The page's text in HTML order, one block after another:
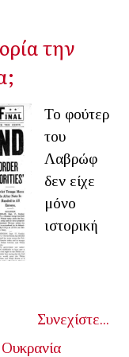
την
Το φούτερ
του
Λαβρώφ
δεν είχε
μόνο
ιστορική
Συνεχίστε...
Ουκρανία